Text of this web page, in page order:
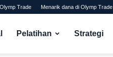
Trade Menarik dana di Olymp Trade
Pelatihan Strategi